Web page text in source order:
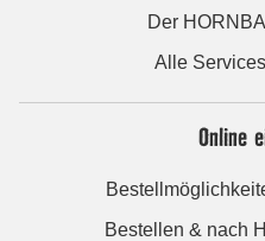
Der
Alle
Online
Bestellen & nach